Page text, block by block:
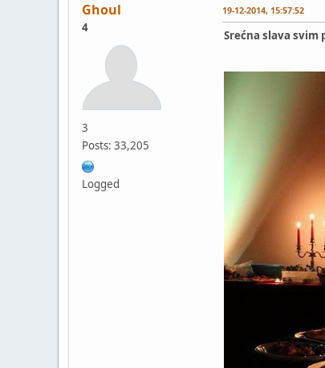
Ghoul
4
3
Posts: 33,205
Logged
19-12-2014, 15:57:52
Srećna slava svim